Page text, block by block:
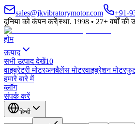
sales@jkvibratorymotor.com
+91-
दुनिया को कंपन करें|स्था. 1998 • 27+ वर्षों की
होम
उत्पाद
सभी उत्पाद देखें10
वाइब्रेटरी मोटरअनबैलेंस मोटरवाइब्रेशन मोटर
हमारे बारे में
ब्लॉग
संपर्क करें
हिन्दी